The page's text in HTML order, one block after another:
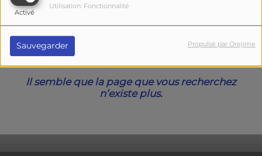
Activé
Utilisation: Fonctionnalité
Sauvegarder Propulsé par Orejime
Oups, vous avez
rencontré une erreur.
Il semble que la page que vous recherchez
n’existe plus.